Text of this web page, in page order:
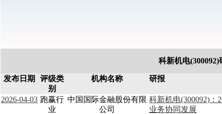
科新机电
发布日期
评级类
别
机构名称 研报
2026-04-03 跑赢行
业
中国国际金融股份有限
公司
科新机电(300092)
业务协同发展